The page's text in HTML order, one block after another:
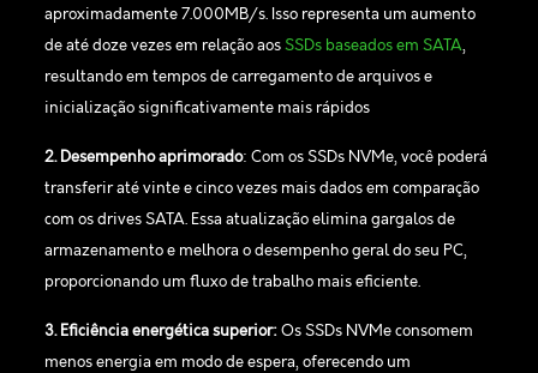
aproximadamente 7.000MB/s. Isso representa um aumento
de até doze vezes em relação aosSSDs baseados em SATA,
resultando em tempos de carregamento de arquivos e
inicialização significativamente mais rápidos
2. Desempenho aprimorado: Com os SSDs NVMe, você poderá
transferir até vinte e cinco vezes mais dados em comparação
com os drives SATA. Essa atualização elimina gargalos de
armazenamento e melhora o desempenho geral do seu PC,
proporcionando um fluxo de trabalho mais eficiente.
3. Eficiência energética superior:Os SSDs NVMe consomem
menos energia em modo de espera, oferecendo um